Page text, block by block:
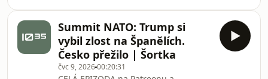
Kapitán Ondřej Španko je pilotem JAS-
39 Gripen u 211. taktické letky a
trojnásobným display pilotem. Létal
na strojích L-39 Albatros, L-159 ALCA
Summit NATO: Trump si
vybil zlost na Španělích.
Česko přežilo | Šortka
čvc 9, 202600:20:31